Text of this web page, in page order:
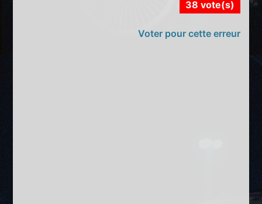
38 vote(s)
Voter pour cette erreur